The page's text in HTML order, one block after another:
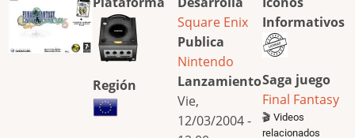
Región
Square Enix
Publica
Nintendo
Lanzamiento
Vie,
12/03/2004 -
Informativos
Saga juego
Final Fantasy
🎬 Videos
relacionados